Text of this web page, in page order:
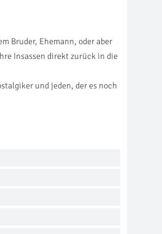
Bruder, Ehemann, oder aber
Insassen direkt zurück in die
und jeden, der es noch